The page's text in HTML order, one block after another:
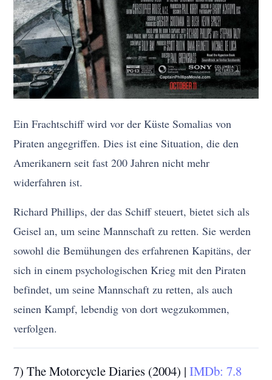
Ein Frachtschiff wird vor der Küste Somalias von
Piraten angegriffen. Dies ist eine Situation, die den
Amerikanern seit fast 200 Jahren nicht mehr
widerfahren ist.
Richard Phillips, der das Schiff steuert, bietet sich als
Geisel an, um seine Mannschaft zu retten. Sie werden
sowohl die Bemühungen des erfahrenen Kapitäns, der
sich in einem psychologischen Krieg mit den Piraten
befindet, um seine Mannschaft zu retten, als auch
seinen Kampf, lebendig von dort wegzukommen,
verfolgen.
7) The Motorcycle Diaries (2004) |IMDb: 7.8